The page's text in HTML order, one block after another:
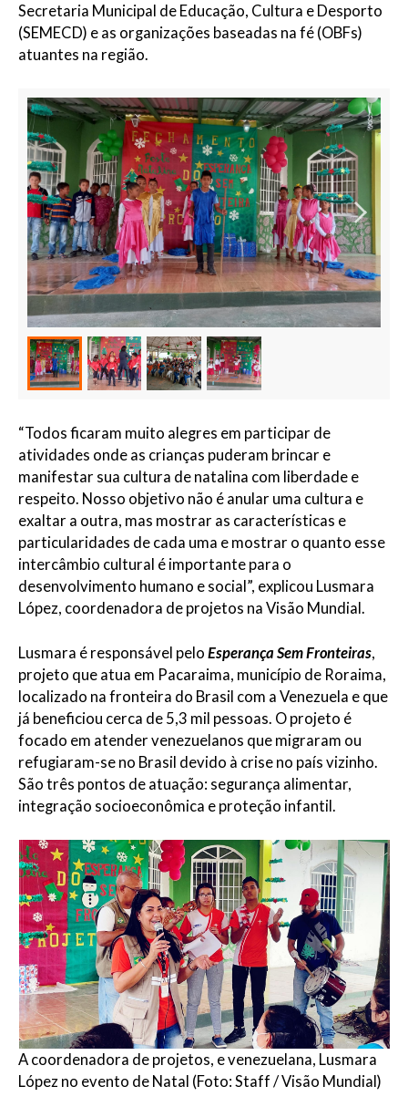
Secretaria Municipal de Educação, Cultura e Desporto
(SEMECD) e as organizações baseadas na fé (OBFs)
atuantes na região.
“Todos ficaram muito alegres em participar de
atividades onde as crianças puderam brincar e
manifestar sua cultura de natal ina com liberdade e
respeito. Nosso objetivo não é anular uma cultura e
exaltar a outra, mas mostrar as características e
particularidades de cada uma e mostrar o quanto esse
intercâmbio cultural é importante para o
desenvolvimento humano e social”, explicou Lusmara
López, coordenadora de projetos na Visão Mundial.
Lusmara é responsável pelo Esperança Sem Fronteiras,
projeto que atua em Pacaraima, município de Roraima,
localizado na fronteira do Brasil com a Venezuela e que
já beneficiou cerca de 5,3 mil pessoas. O projeto é
focado em atender venezuelanos que migraram ou
refugiaram-se no Brasil devido à crise no país vizinho.
São três pontos de atuação: segurança alimentar,
integração socioeconômica e proteção infantil.
A coordenadora de projetos, e venezuelana, Lusmara
López no evento de Natal (Foto: Staff / Visão Mundial)